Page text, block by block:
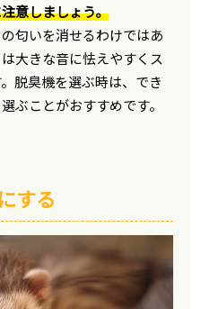
意しましょう。
匂いを消せるわけではあ
大きな音に怯えやすくス
脱臭機を選ぶ時は、でき
ぶことがおすすめです。
する